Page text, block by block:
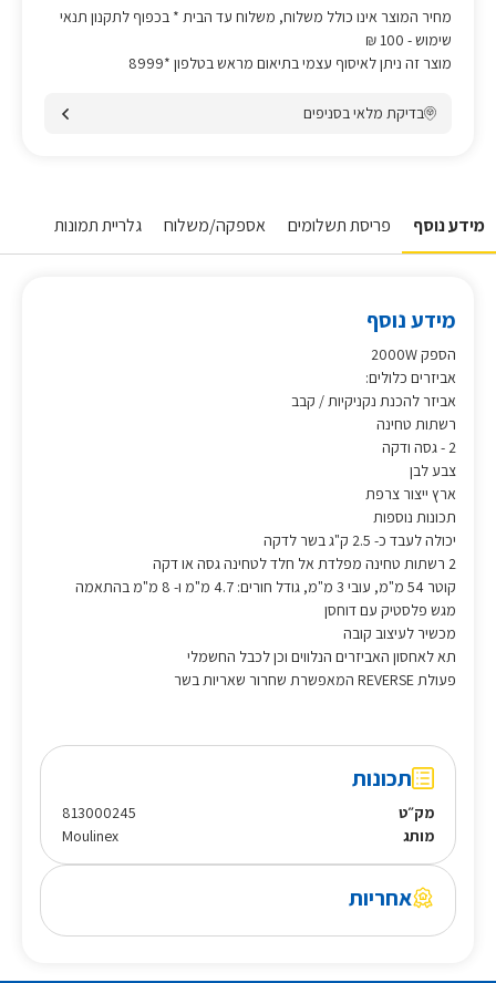
מחיר המוצר אינו כולל משלוח, משלוח עד הבית * בכפוף לתקנון תנאי
שימוש- 100 ₪
מוצר זה ניתן לאיסוף עצמי בתיאום מראש בטלפון *8999
בדיקת מלאי בסניפים
מידע נוסף פריסת תשלומים אספקה/משלוח גלריית תמונות
מידע נוסף
הספק 2000W
אביזרים כלולים:
אביזר להכנת נקניקיות / קבב
רשתות טחינה
2 - גסה ודקה
צבע לבן
ארץ ייצור צרפת
תכונות נוספות
יכולה לעבד כ- 2.5 ק"ג בשר לדקה
2 רשתות טחינה מפלדת אל חלד לטחינה גסה או דקה
קוטר 54 מ"מ, עובי 3 מ"מ, גודל חורים: 4.7 מ"מ ו- 8 מ"מ בהתאמה
מגש פלסטיק עם דוחסן
מכשיר לעיצוב קובה
תא לאחסון האביזרים הנלווים וכן לכבל החשמלי
פעולת REVERSE המאפשרת שחרור שאריות בשר
תכונות
מק״ט
813000245
מותג
Moulinex
אחריות